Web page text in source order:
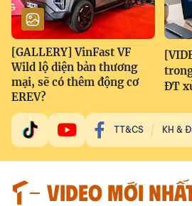
[GALLERY] VinFast VF
Wild lộ diện bản thương
mại, sẽ có thêm động cơ
EREV?
ĐT
TT&CS KH &
VIDEO MỚI